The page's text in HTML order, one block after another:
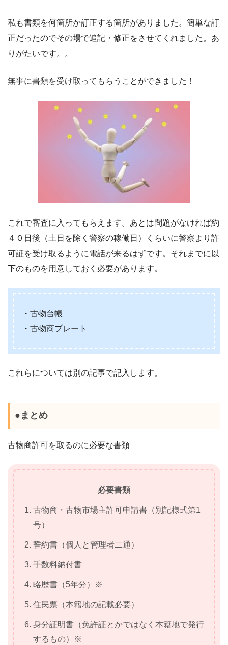
私も書類を何箇所か訂正する箇所がありました。簡単な訂
正だったのでその場で追記・修正をさせてくれました。あ
りがたいです。。
無事に書類を受け取ってもらうことができました！
これで審査に入ってもらえます。あとは問題がなければ約
４０日後（土日を除く警察の稼働日）くらいに警察より許
可証を受け取るように電話が来るはずです。それまでに以
下のものを用意しておく必要があります。
・古物台帳
・古物商プレート
これらについては別の記事で記入します。
●まとめ
古物商許可を取るのに必要な書類
必要書類
古物商・古物市場主許可申請書（別記様式第1
号）
誓約書（個人と管理者二通）
手数料納付書
略歴書（5年分）※
住民票（本籍地の記載必要）
身分証明書（免許証とかではなく本籍地で発行
するもの）※